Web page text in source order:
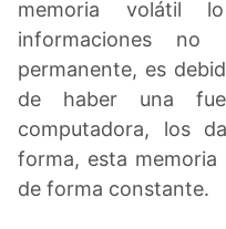
memoria volátil
informaciones
permanente, es
de haber una
computadora, los
forma, esta memoria
de forma constante.